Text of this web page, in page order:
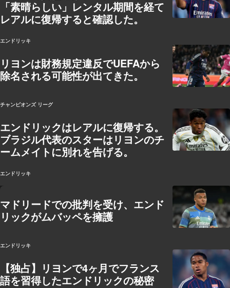
「素晴らしい」レンタル期間を経て
レアルに復帰すると確認した。
エンドリッキ
リヨンは財務規定違反でUEFAから
除名される可能性が出てきた。
チャンピオンズ リーグ
エンドリックはレアルに復帰する。
ブラジル代表のスターはリヨンのチ
ームメイトに別れを告げる。
エンドリッキ
マドリードでの批判を受け、エンド
リックがムバッペを擁護
エンドリッキ
【独占】リヨンで4ヶ月でフランス
語を習得したエンドリックの秘密